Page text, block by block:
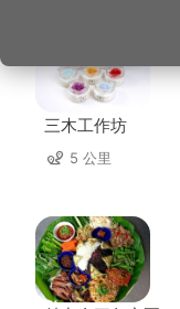
三木工作坊
5 公里